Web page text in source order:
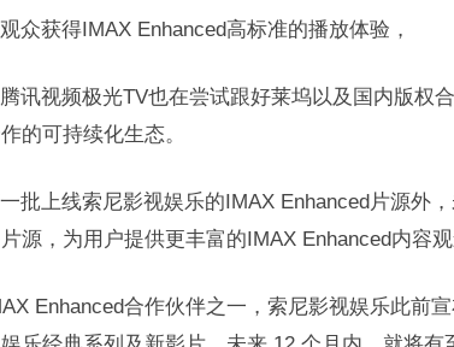
众获得IMAX Enhanced高标准的播放体验，
讯视频极光TV也在尝试跟好莱坞以及国内版权
的可持续化生态。
批上线索尼影视娱乐的IMAX Enhanced片源外
源，为用户提供更丰富的IMAX Enhanced内容观
Enhanced合作伙伴之一，索尼影视娱乐此前